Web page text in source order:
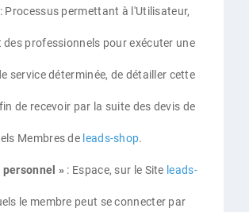
: Processus permettant à l'Utilisateur,
des professionnels pour exécuter une
service déterminée, de détailler cette
de recevoir par la suite des devis de
Membres de leads-shop.
personnel » : Espace, sur le Site leads-
le membre peut se connecter par